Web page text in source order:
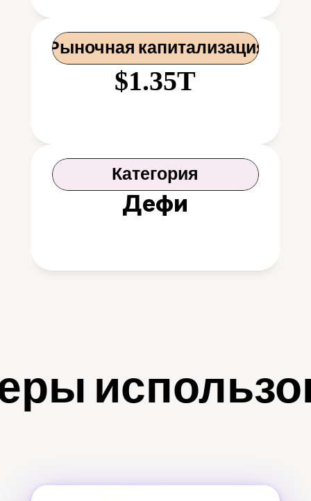
Рыночная капитализация
$1.35T
Категория
Дефи